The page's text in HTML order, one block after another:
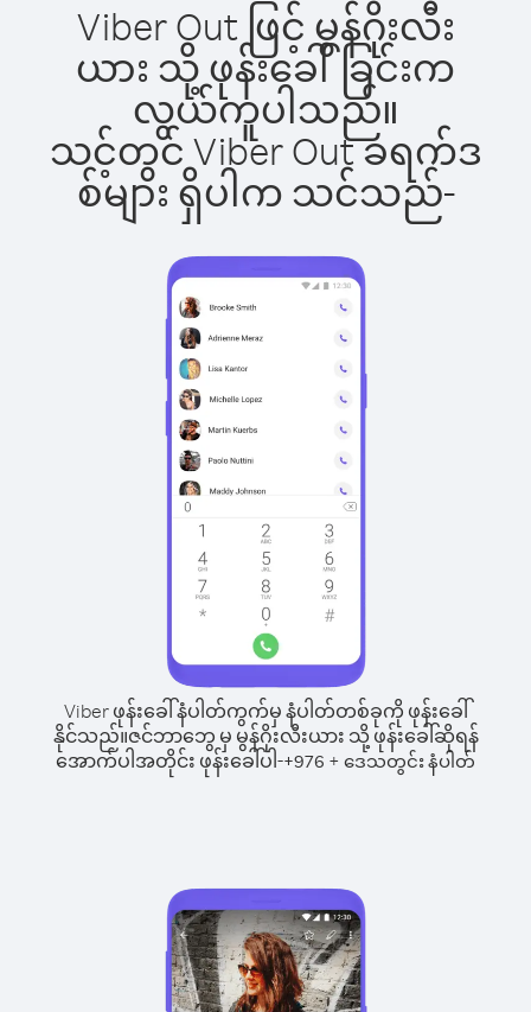
Viber Out ဖြင့် မွန်ဂိုးလီး
ယား သို့ ဖုန်းခေါ်ခြင်းက
လွယ်ကူပါသည်။
သင့်တွင် Viber Out ခရက်ဒ
စ်များ ရှိပါက သင်သည်-
Viber ဖုန်းခေါ်နံပါတ်ကွက်မှ နံပါတ်တစ်ခုကို ဖုန်းခေါ်
နိုင်သည်။ဇင်ဘာဘွေ မှ မွန်ဂိုးလီးယား သို့ ဖုန်းခေါ်ဆိုရန်
အောက်ပါအတိုင်း ဖုန်းခေါ်ပါ-+976 + ဒေသတွင်း နံပါတ်